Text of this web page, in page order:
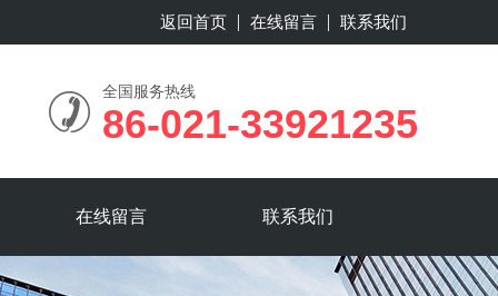
返回首页 在线留言 联系我们
全国服务热线
86-021-33921235
在线留言 联系我们